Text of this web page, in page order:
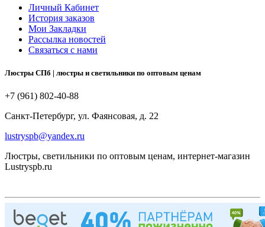
Личный Кабинет
История заказов
Мои Закладки
Рассылка новостей
Связаться с нами
Люстры СПб | люстры и светильники по оптовым ценам
+7 (961) 802-40-88
Санкт-Петербург, ул. Фаянсовая, д. 22
lustryspb@yandex.ru
Люстры, светильники по оптовым ценам, интернет-магазин
Lustryspb.ru